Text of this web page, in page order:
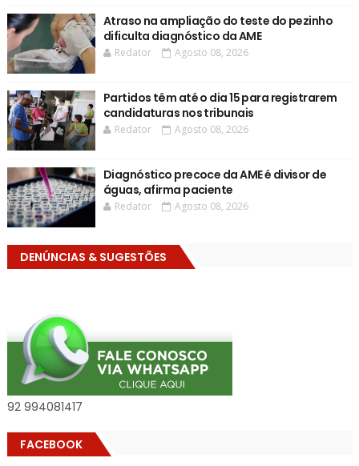
Atraso na ampliação do teste do pezinho
dificulta diagnóstico da AME
Redator Agosto 08, 2026
Partidos têm até o dia 15 para registrarem
candidaturas nos tribunais
Redator Agosto 08, 2026
Diagnóstico precoce da AME é divisor de
águas, afirma paciente
Redator Agosto 08, 2026
DENÚNCIAS & SUGESTÕES
92 994081417
FACEBOOK